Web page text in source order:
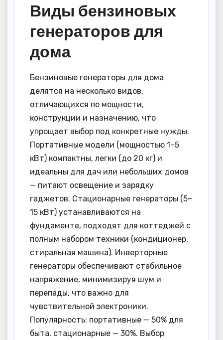
Виды бензиновых
генераторов для
дома
Бензиновые генераторы для дома
делятся на несколько видов,
отличающихся по мощности,
конструкции и назначению, что
упрощает выбор под конкретные нужды.
Портативные модели (мощностью 1–5
кВт) компактны, легки (до 20 кг) и
идеальны для дач или небольших домов
— питают освещение и зарядку
гаджетов. Стационарные генераторы (5–
15 кВт) устанавливаются на
фундаменте, подходят для коттеджей с
полным набором техники (кондиционер,
стиральная машина). Инверторные
генераторы обеспечивают стабильное
напряжение, минимизируя шум и
перепады, что важно для
чувствительной электроники.
Популярность: портативные — 50% для
быта, стационарные — 30%. Выбор